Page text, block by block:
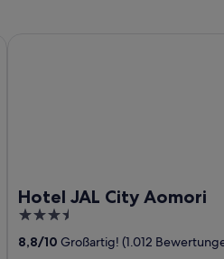
Hotel JAL City Aomori
3.5
out
of
8,8/10 Großartig! (1.012